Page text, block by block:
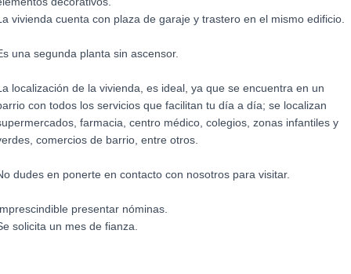
vivienda cuenta con plaza de garaje y trastero en el mismo edificio.
una segunda planta sin ascensor.
localización de la vivienda, es ideal, ya que se encuentra en un
con todos los servicios que facilitan tu día a día; se localizan
farmacia, centro médico, colegios, zonas infantiles y
comercios de barrio, entre otros.
dudes en ponerte en contacto con nosotros para visitar.
presentar nóminas.
solicita un mes de fianza.